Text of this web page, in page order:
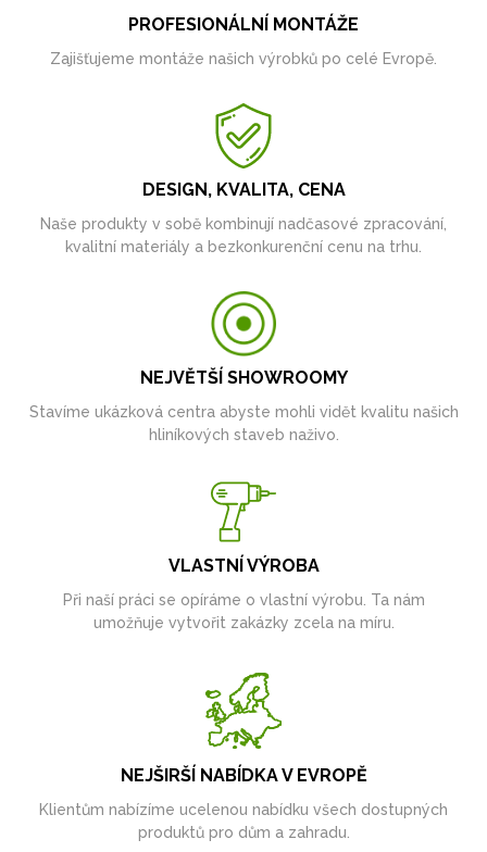
PROFESIONÁLNÍ MONTÁŽE
Zajišťujeme montáže našich výrobků po celé Evropě.
DESIGN, KVALITA, CENA
Naše produkty v sobě kombinují nadčasové zpracování,
kvalitní materiály a bezkonkurenční cenu na trhu.
NEJVĚTŠÍ SHOWROOMY
Stavíme ukázková centra abyste mohli vidět kvalitu našich
hliníkových staveb naživo.
VLASTNÍ VÝROBA
Při naší práci se opíráme o vlastní výrobu. Ta nám
umožňuje vytvořit zakázky zcela na míru.
NEJŠIRŠÍ NABÍDKA V EVROPĚ
Klientům nabízíme ucelenou nabídku všech dostupných
produktů pro dům a zahradu.